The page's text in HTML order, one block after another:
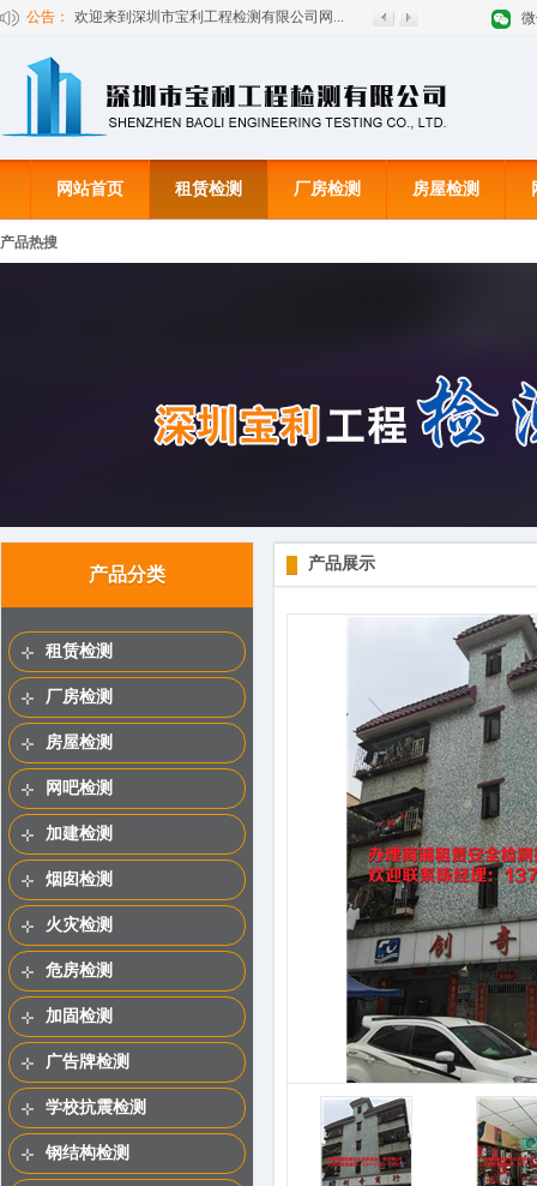
公告： 欢迎来到深圳市宝利工程检测有限公司网...
网站首页 租赁检测 厂房检测 房屋检测
产品热搜
产品分类
租赁检测
厂房检测
房屋检测
网吧检测
加建检测
烟囱检测
火灾检测
危房检测
加固检测
广告牌检测
学校抗震检测
钢结构检测
产品展示